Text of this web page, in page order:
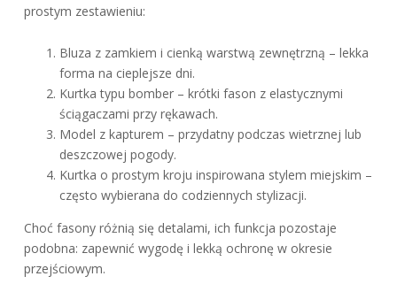
prostym zestawieniu:
Bluza z zamkiem i cienką warstwą zewnętrzną – lekka
forma na cieplejsze dni.
Kurtka typu bomber – krótki fason z elastycznymi
ściągaczami przy rękawach.
Model z kapturem – przydatny podczas wietrznej lub
deszczowej pogody.
Kurtka o prostym kroju inspirowana stylem miejskim –
często wybierana do codziennych stylizacji.
Choć fasony różnią się detalami, ich funkcja pozostaje
podobna: zapewnić wygodę i lekką ochronę w okresie
przejściowym.